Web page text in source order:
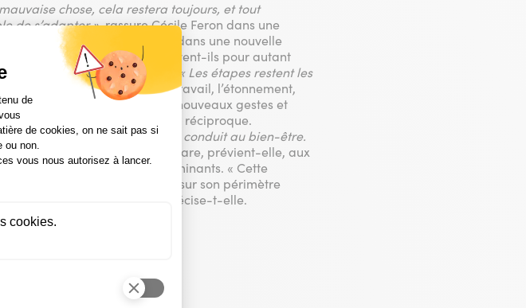
du Consentement : Personnalisez vos Options
de
de cookies, on ne sait pas si
non.
vous nous autorisez à lancer.
cookies.
chose, cela restera toujours, et tout
de s’adapter »,rassure Cécile Feron dans une
représente la prise de poste dans une nouvelle
» du travail à distance doivent-ils pour autant
du feu ? Absolument pas.
« Les étapes restent les
de son nouveau cadre de travail, l’étonnement,
d’intégration, la maîtrise de nouveaux gestes et
+ bien-être = satisfaction réciproque.
à l’efficacité. Le management conduit au bien-être.
»,résume Cécile Feron. Mais gare, prévient-elle, aux
premiers mois sont déterminants. « Cette
pour avoir les idées claires sur son périmètre
des actions réalisées », précise-t-elle.
Watkins